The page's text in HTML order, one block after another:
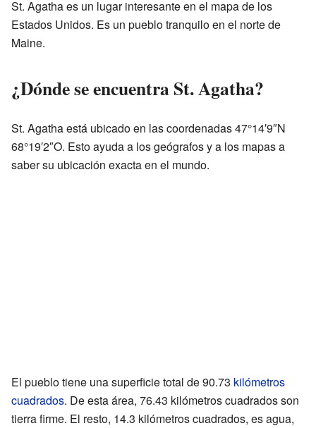
St. Agatha es un lugar interesante en el mapa de los
Estados Unidos. Es un pueblo tranquilo en el norte de
Maine.
¿Dónde se encuentra St. Agatha?
St. Agatha está ubicado en las coordenadas 47°14′9″N
68°19′2″O. Esto ayuda a los geógrafos y a los mapas a
saber su ubicación exacta en el mundo.
El pueblo tiene una superficie total de 90.73 kilómetros
cuadrados. De esta área, 76.43 kilómetros cuadrados son
tierra firme. El resto, 14.3 kilómetros cuadrados, es agua,